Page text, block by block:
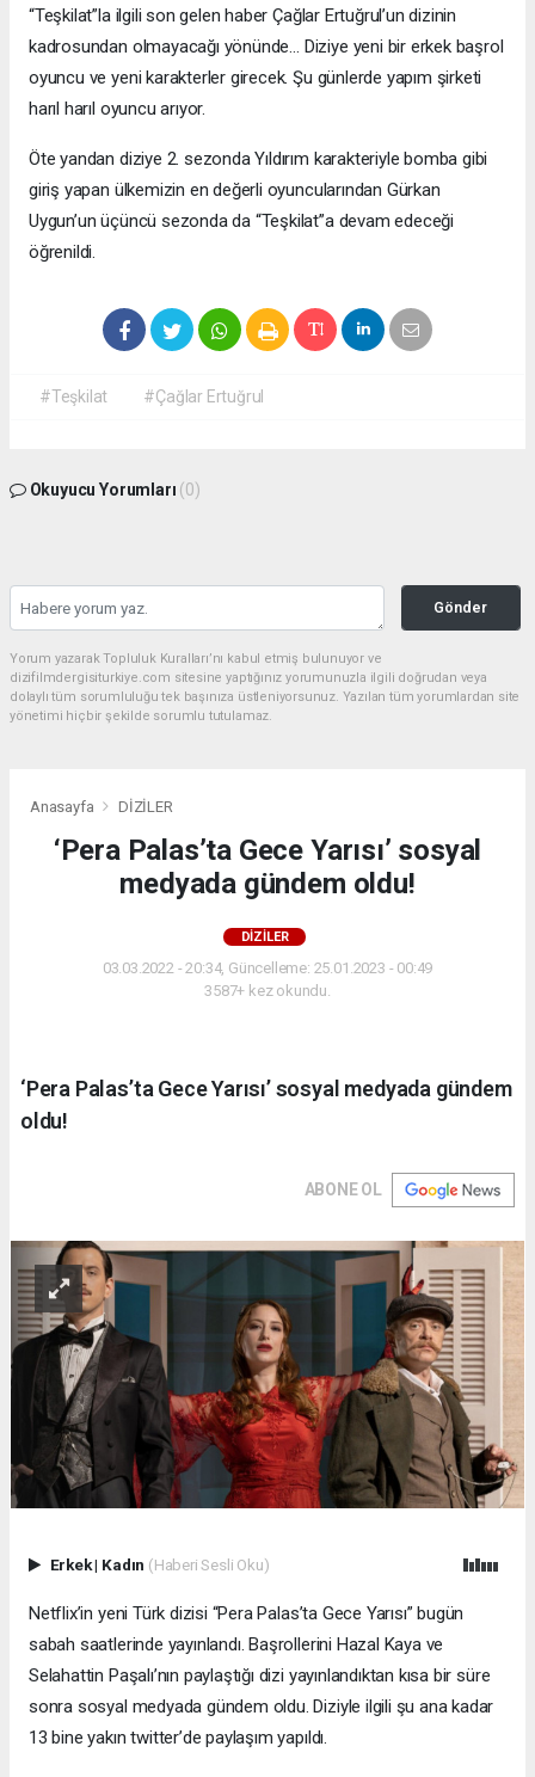
“Teşkilat”la ilgili son gelen haber Çağlar Ertuğrul’un dizinin
kadrosundan olmayacağı yönünde… Diziye yeni bir erkek başrol
oyuncu ve yeni karakterler girecek. Şu günlerde yapım şirketi
harıl harıl oyuncu arıyor.
Öte yandan diziye 2. sezonda Yıldırım karakteriyle bomba gibi
giriş yapan ülkemizin en değerli oyuncularından Gürkan
Uygun’un üçüncü sezonda da “Teşkilat”a devam edeceği
öğrenildi.
#Teşkilat #Çağlar Ertuğrul
Okuyucu Yorumları (0)
Gönder
Yorum yazarak Topluluk Kuralları’nı kabul etmiş bulunuyor ve
dizifilmdergisiturkiye.com sitesine yaptığınız yorumunuzla ilgili doğrudan veya
dolaylı tüm sorumluluğu tek başınıza üstleniyorsunuz. Yazılan tüm yorumlardan site
yönetimi hiçbir şekilde sorumlu tutulamaz.
Anasayfa DİZİLER
‘Pera Palas’ta Gece Yarısı’ sosyal
medyada gündem oldu!
DİZİLER
03.03.2022 - 20:34, Güncelleme: 25.01.2023 - 00:49
3587+ kez okundu.
‘Pera Palas’ta Gece Yarısı’ sosyal medyada gündem
oldu!
ABONE OL
Erkek| Kadın (Haberi Sesli Oku)
Netflix’in yeni Türk dizisi “Pera Palas’ta Gece Yarısı” bugün
sabah saatlerinde yayınlandı. Başrollerini Hazal Kaya ve
Selahattin Paşalı’nın paylaştığı dizi yayınlandıktan kısa bir süre
sonra sosyal medyada gündem oldu. Diziyle ilgili şu ana kadar
13 bine yakın twitter’de paylaşım yapıldı.